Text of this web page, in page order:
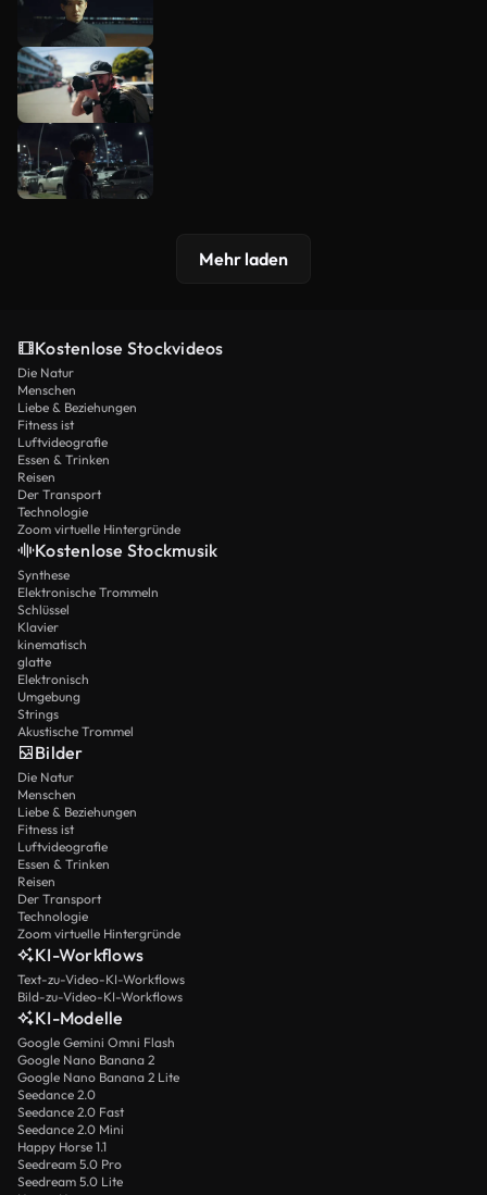
Mehr laden
Kostenlose Stockvideos
Die Natur
Menschen
Liebe & Beziehungen
Fitness ist
Luftvideografie
Essen & Trinken
Reisen
Der Transport
Technologie
Zoom virtuelle Hintergründe
Kostenlose Stockmusik
Synthese
Elektronische Trommeln
Schlüssel
Klavier
kinematisch
glatte
Elektronisch
Umgebung
Strings
Akustische Trommel
Bilder
Die Natur
Menschen
Liebe & Beziehungen
Fitness ist
Luftvideografie
Essen & Trinken
Reisen
Der Transport
Technologie
Zoom virtuelle Hintergründe
KI-Workflows
Text-zu-Video-KI-Workflows
Bild-zu-Video-KI-Workflows
KI-Modelle
Google Gemini Omni Flash
Google Nano Banana 2
Google Nano Banana 2 Lite
Seedance 2.0
Seedance 2.0 Fast
Seedance 2.0 Mini
Happy Horse 1.1
Seedream 5.0 Pro
Seedream 5.0 Lite